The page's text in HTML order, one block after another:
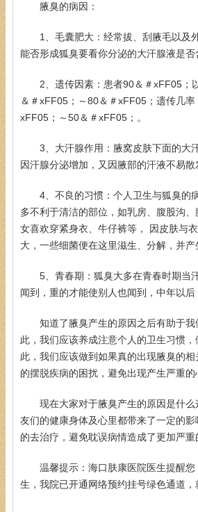
腋臭的病因：
1、毛囊肥大：经常拔、刮腋毛以及
能否形成狐臭要看你分泌的大汗腺液是
2、遗传因素：患者90＆＃xFF05；
＆＃xFF05；～80＆＃xFF05；遗传几
xFF05；～50＆＃xFF05；。
3、大汗腺作用：腋窝皮肤下面的大
因汗腺分泌增加，又因腋部的汗液不易散
4、不良的习惯：个人卫生与狐臭的
多不利于清洁的部位，如乳房、腹股沟
女喜欢穿紧身衣、牛仔裤等， 因皮肤与
大，一些细菌便在这里滋生、分解，并产
5、青春期：狐臭大多在青春时期当
闻到，重的才能使别人也闻到，中年以
知道了腋臭产生的原因之后有助于
此，我们应该养成注意个人的卫生习惯
此，我们应该做到如果真的出现腋臭的
的摆脱疾病的困扰，避免出现产生严重的
现在大家对于腋臭产生的原因是什
友们的健康身体及心里都带来了一定的
的去治疗，避免耽误病情造成了更加严重
温馨提示：海口肤康医院医生提醒
生，我院已开通网络预约挂号绿色通道